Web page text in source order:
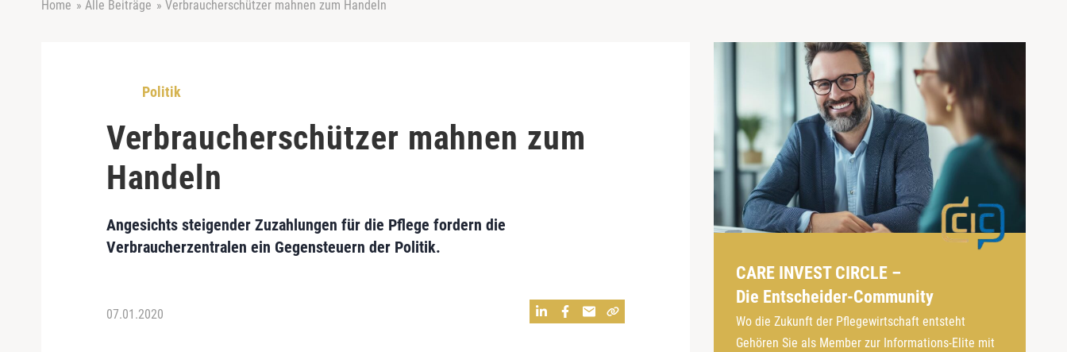
Home » Alle Beiträge » Verbraucherschützer mahnen zum Handeln
Politik
Verbraucherschützer mahnen zum
Handeln
Angesichts steigender Zuzahlungen für die Pflege fordern die
Verbraucherzentralen ein Gegensteuern der Politik.
07.01.2020
CARE INVEST CIRCLE –
Die Entscheider-Community
Wo die Zukunft der Pflegewirtschaft entsteht
Gehören Sie als Member zur Informations-Elite mit